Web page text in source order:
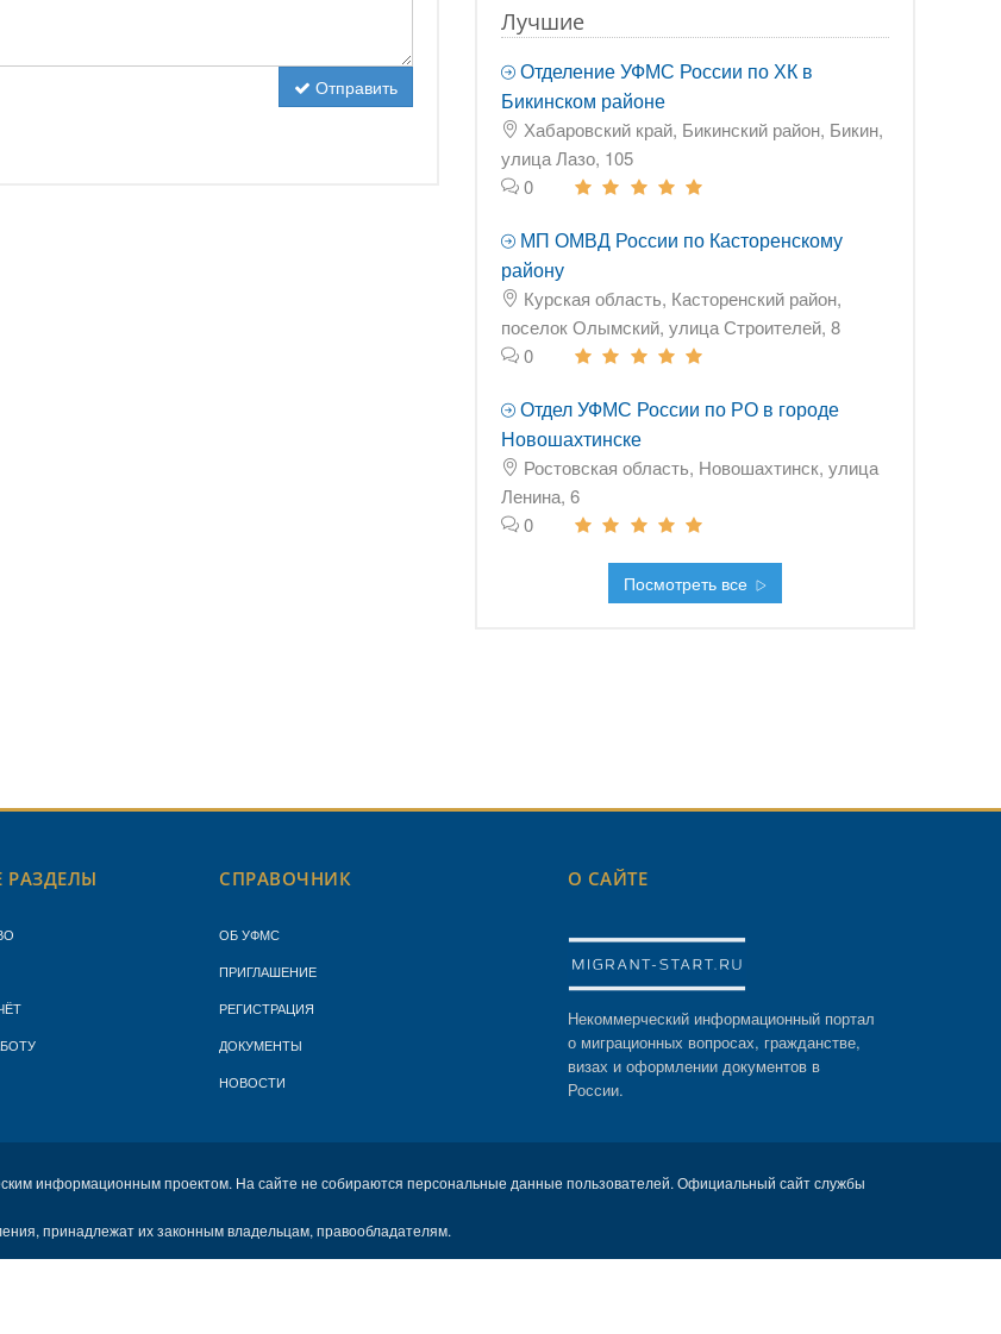
Отправить
Лучшие
Отделение УФМС России по ХК в
Бикинском районе
Хабаровский край, Бикинский район, Бикин,
улица Лазо, 105
0
МП ОМВД России по Касторенскому
району
Курская область, Касторенский район,
поселок Олымский, улица Строителей, 8
0
Отдел УФМС России по РО в городе
Новошахтинске
Ростовская область, Новошахтинск, улица
Ленина, 6
0
Посмотреть все
РАЗДЕЛЫ СПРАВОЧНИК
ОБ УФМС
ПРИГЛАШЕНИЕ
РЕГИСТРАЦИЯ
ДОКУМЕНТЫ
НОВОСТИ
О САЙТЕ
Некоммерческий информационный портал
о миграционных вопросах, гражданстве,
визах и оформлении документов в
России.
информационным проектом. На сайте не собираются персональные данные пользователей. Официальный сайт службы
принадлежат их законным владельцам, правообладателям.